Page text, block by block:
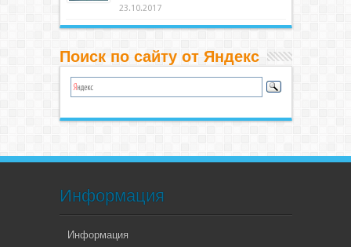
23.10.2017
Поиск по сайту от Яндекс
Информация
Информация